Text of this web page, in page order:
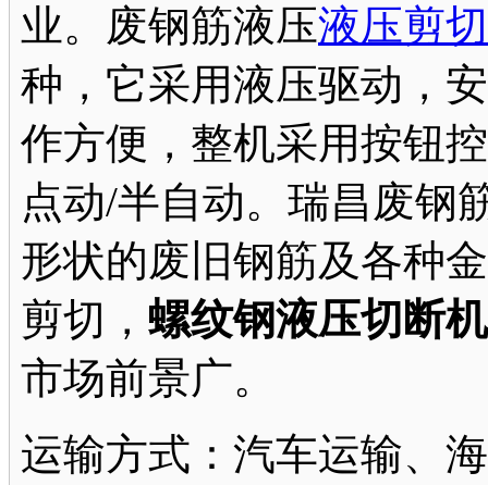
业。废钢筋液压液压剪
种，它采用液压驱动，
作方便，整机采用按钮
点动/半自动。瑞昌废钢
形状的废旧钢筋及各种
剪切， 螺纹钢液压切断机
市场前景广。
运输方式：汽车运输、